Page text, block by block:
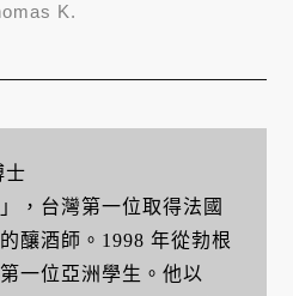
士
，台灣第一位取得法國
釀酒師。1998 年從勃根
一位亞洲學生。他以
K.